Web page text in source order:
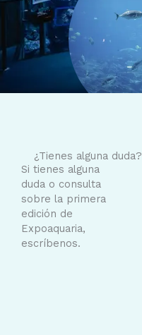
¿Tienes alguna duda?
Si tienes alguna
duda o consulta
sobre la primera
edición de
Expoaquaria,
escríbenos.